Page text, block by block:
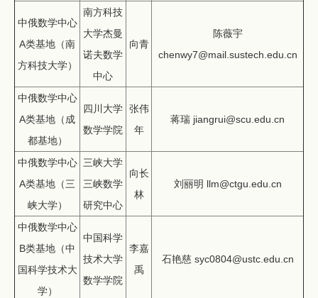
中俄数学中心
A类基地（南
方科技大学）
南方科技
大学杰曼
诺夫数学
中心
向青
陈薇宇
chenwy7@mail.sustech.edu.cn
中俄数学中心
A类基地（成
都基地）
四川大学
数学学院
张伟
年
蒋瑞 jiangrui@scu.edu.cn
中俄数学中心
A类基地（三
峡大学）
三峡大学
三峡数学
研究中心
向长
林
刘丽明 llm@ctgu.edu.cn
中俄数学中心
B类基地（中
国科学技术大
学）
中国科学
技术大学
数学学院
李嘉
禹
石艳慈 syc0804@ustc.edu.cn